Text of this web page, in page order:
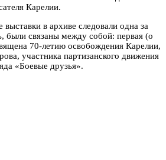
Карелии.
в архиве следовали одна за
были связаны между собой: первая (о
70-летию освобождения Карелии,
участника партизанского движения
«Боевые друзья».